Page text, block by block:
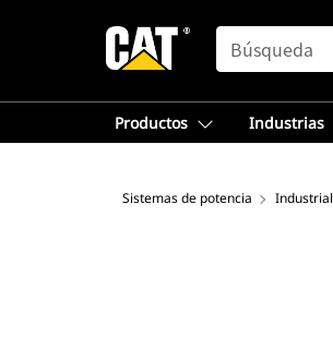
SEARCH
Productos Industrias
Sistemas de potencia Industrial